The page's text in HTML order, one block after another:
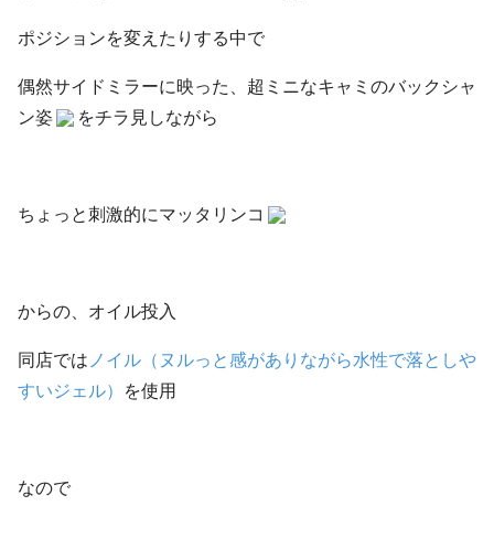
ポジションを変えたりする中で
偶然サイドミラーに映った、超ミニなキャミのバックシャ
ン姿
をチラ見しながら
ちょっと刺激的にマッタリンコ
からの、オイル投入
同店では ノイル（ヌルっと感がありながら水性で落としや
すいジェル）
を使用
なので